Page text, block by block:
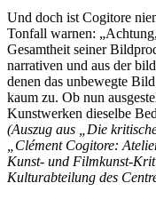
Und doch ist Cogitore
Tonfall warnen:
Gesamtheit seiner
narrativen und aus der
denen das unbewegte
kaum zu. Ob nun
Kunstwerken dieselbe
(Auszug aus „Die
„Clément Cogitore:
Kunst- und Filmkunst-
Kulturabteilung des